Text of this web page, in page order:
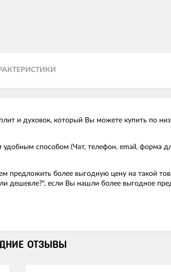
и духовок, который Вы можете купить по
способом (Чат, телефон, email, форма
более выгодную цену на такой
дешевле?", если Вы нашли более выгодное
ОТЗЫВЫ